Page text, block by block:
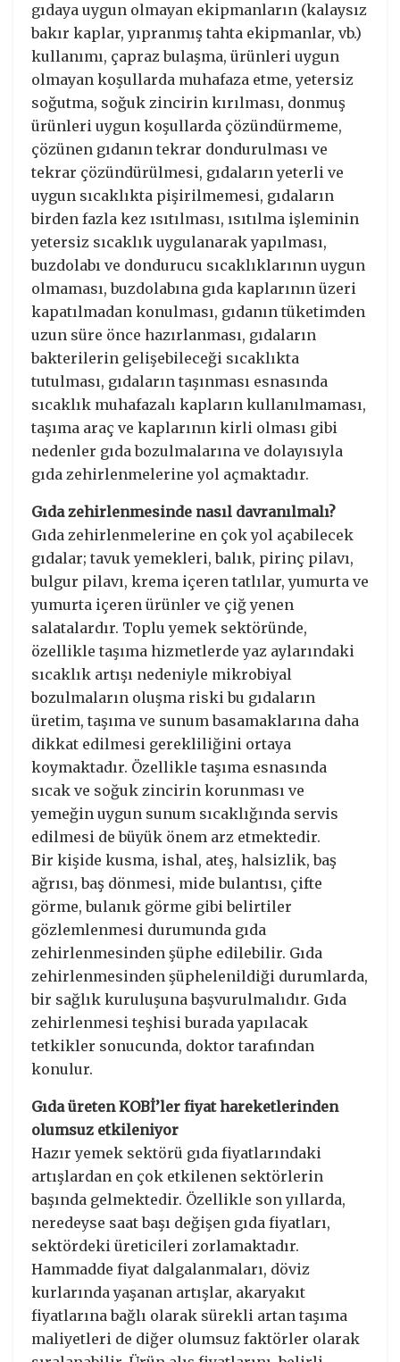
gıdaya uygun olmayan ekipmanların (kalaysız
bakır kaplar, yıpranmış tahta ekipmanlar, vb.)
kullanımı, çapraz bulaşma, ürünleri uygun
olmayan koşullarda muhafaza etme, yetersiz
soğutma, soğuk zincirin kırılması, donmuş
ürünleri uygun koşullarda çözündürmeme,
çözünen gıdanın tekrar dondurulması ve
tekrar çözündürülmesi, gıdaların yeterli ve
uygun sıcaklıkta pişirilmemesi, gıdaların
birden fazla kez ısıtılması, ısıtılma işleminin
yetersiz sıcaklık uygulanarak yapılması,
buzdolabı ve dondurucu sıcaklıklarının uygun
olmaması, buzdolabına gıda kaplarının üzeri
kapatılmadan konulması, gıdanın tüketimden
uzun süre önce hazırlanması, gıdaların
bakterilerin gelişebileceği sıcaklıkta
tutulması, gıdaların taşınması esnasında
sıcaklık muhafazalı kapların kullanılmaması,
taşıma araç ve kaplarının kirli olması gibi
nedenler gıda bozulmalarına ve dolayısıyla
gıda zehirlenmelerine yol açmaktadır.
Gıda zehirlenmesinde nasıl davranılmalı?
Gıda zehirlenmelerine en çok yol açabilecek
gıdalar; tavuk yemekleri, balık, pirinç pilavı,
bulgur pilavı, krema içeren tatlılar, yumurta ve
yumurta içeren ürünler ve çiğ yenen
salatalardır. Toplu yemek sektöründe,
özellikle taşıma hizmetlerde yaz aylarındaki
sıcaklık artışı nedeniyle mikrobiyal
bozulmaların oluşma riski bu gıdaların
üretim, taşıma ve sunum basamaklarına daha
dikkat edilmesi gerekliliğini ortaya
koymaktadır. Özellikle taşıma esnasında
sıcak ve soğuk zincirin korunması ve
yemeğin uygun sunum sıcaklığında servis
edilmesi de büyük önem arz etmektedir.
Bir kişide kusma, ishal, ateş, halsizlik, baş
ağrısı, baş dönmesi, mide bulantısı, çifte
görme, bulanık görme gibi belirtiler
gözlemlenmesi durumunda gıda
zehirlenmesinden şüphe edilebilir. Gıda
zehirlenmesinden şüphelenildiği durumlarda,
bir sağlık kuruluşuna başvurulmalıdır. Gıda
zehirlenmesi teşhisi burada yapılacak
tetkikler sonucunda, doktor tarafından
konulur.
Gıda üreten KOBİ’ler fiyat hareketlerinden
olumsuz etkileniyor
Hazır yemek sektörü gıda fiyatlarındaki
artışlardan en çok etkilenen sektörlerin
başında gelmektedir. Özellikle son yıllarda,
neredeyse saat başı değişen gıda fiyatları,
sektördeki üreticileri zorlamaktadır.
Hammadde fiyat dalgalanmaları, döviz
kurlarında yaşanan artışlar, akaryakıt
fiyatlarına bağlı olarak sürekli artan taşıma
maliyetleri de diğer olumsuz faktörler olarak